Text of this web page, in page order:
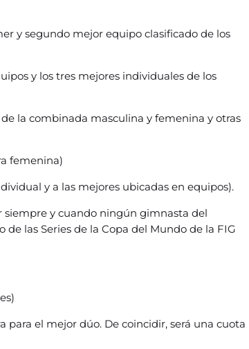
y segundo mejor equipo clasificado de los
y los tres mejores individuales de los
la combinada masculina y femenina y otras
femenina)
y a las mejores ubicadas en equipos).
siempre y cuando ningún gimnasta del
las Series de la Copa del Mundo de la FIG
para el mejor dúo. De coincidir, será una cuota